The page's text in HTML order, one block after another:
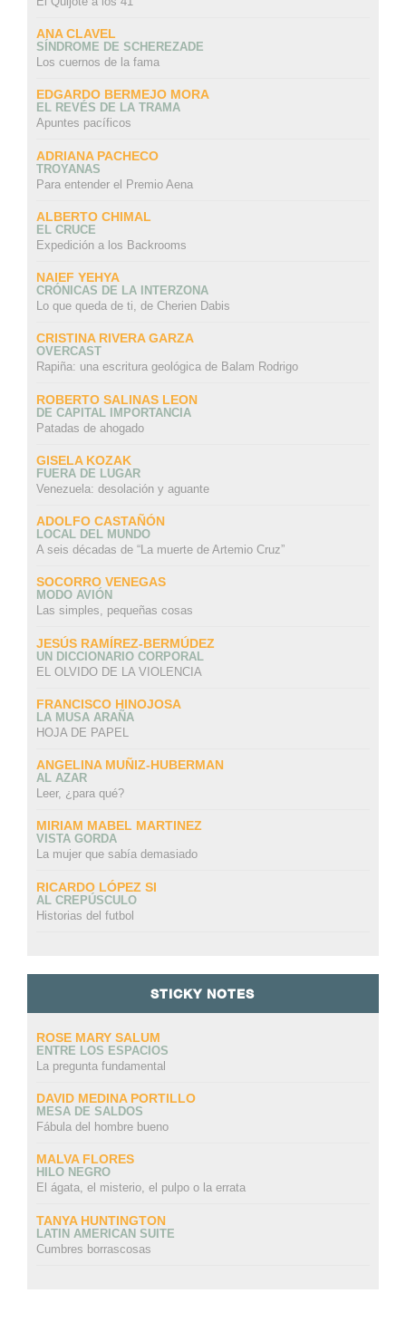
ANA CLAVEL
SÍNDROME DE SCHEREZADE
Los cuernos de la fama
EDGARDO BERMEJO MORA
EL REVÉS DE LA TRAMA
Apuntes pacíficos
ADRIANA PACHECO
TROYANAS
Para entender el Premio Aena
ALBERTO CHIMAL
EL CRUCE
Expedición a los Backrooms
NAIEF YEHYA
CRÓNICAS DE LA INTERZONA
Lo que queda de ti, de Cherien Dabis
CRISTINA RIVERA GARZA
OVERCAST
Rapiña: una escritura geológica de Balam Rodrigo
ROBERTO SALINAS LEON
DE CAPITAL IMPORTANCIA
Patadas de ahogado
GISELA KOZAK
FUERA DE LUGAR
Venezuela: desolación y aguante
ADOLFO CASTAÑÓN
LOCAL DEL MUNDO
A seis décadas de “La muerte de Artemio Cruz”
SOCORRO VENEGAS
MODO AVIÓN
Las simples, pequeñas cosas
JESÚS RAMÍREZ-BERMÚDEZ
UN DICCIONARIO CORPORAL
EL OLVIDO DE LA VIOLENCIA
FRANCISCO HINOJOSA
LA MUSA ARAÑA
HOJA DE PAPEL
ANGELINA MUÑIZ-HUBERMAN
AL AZAR
Leer, ¿para qué?
MIRIAM MABEL MARTINEZ
VISTA GORDA
La mujer que sabía demasiado
RICARDO LÓPEZ SI
AL CREPÚSCULO
Historias del futbol
STICKY NOTES
ROSE MARY SALUM
ENTRE LOS ESPACIOS
La pregunta fundamental
DAVID MEDINA PORTILLO
MESA DE SALDOS
Fábula del hombre bueno
MALVA FLORES
HILO NEGRO
El ágata, el misterio, el pulpo o la errata
TANYA HUNTINGTON
LATIN AMERICAN SUITE
Cumbres borrascosas